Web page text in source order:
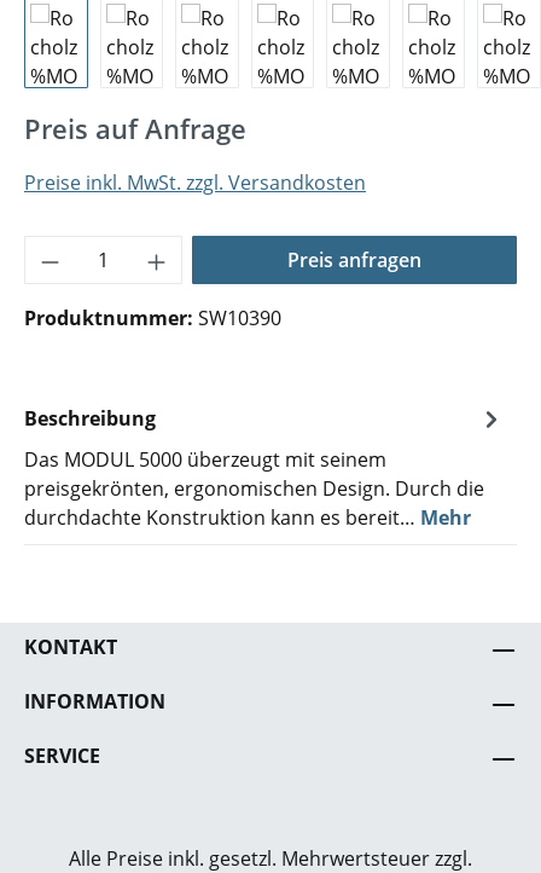
Preis auf Anfrage
Preise inkl. MwSt. zzgl. Versandkosten
Produkt Anzahl: Gib den gewünschten
Preis anfragen
Produktnummer: SW10390
Beschreibung
Das MODUL 5000 überzeugt mit seinem
preisgekrönten, ergonomischen Design. Durch die
durchdachte Konstruktion kann es bereit… Mehr
KONTAKT
INFORMATION
SERVICE
Alle Preise inkl. gesetzl. Mehrwertsteuer zzgl.